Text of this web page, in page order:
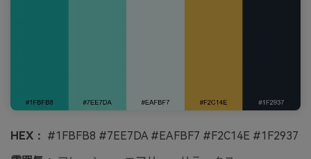
HEX： #1FBFB8 #7EE7DA #EAFBF7 #F2C14E #1F2937